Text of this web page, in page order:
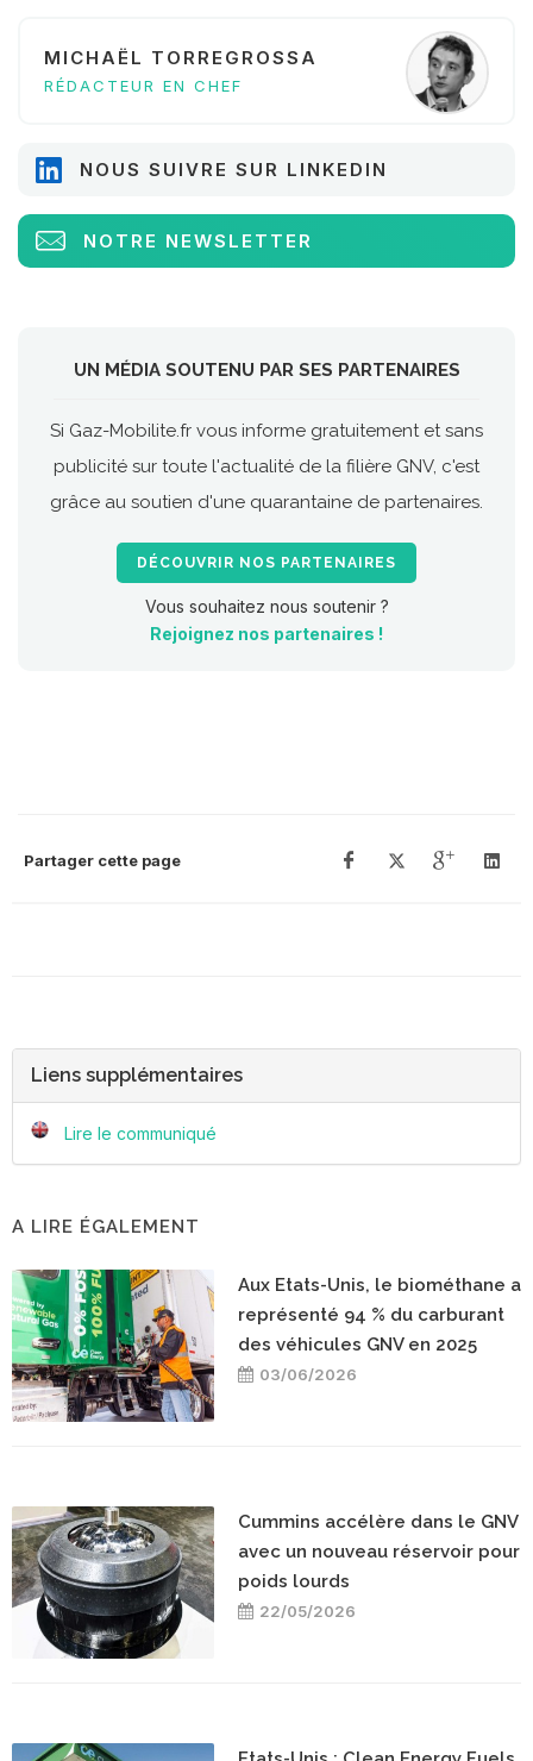
MICHAËL TORREGROSSA
RÉDACTEUR EN CHEF
NOUS SUIVRE SUR LINKEDIN
NOTRE NEWSLETTER
UN MÉDIA SOUTENU PAR SES PARTENAIRES
Si Gaz-Mobilite.fr vous informe gratuitement et sans
publicité sur toute l'actualité de la filière GNV, c'est
grâce au soutien d'une quarantaine de partenaires.
DÉCOUVRIR NOS PARTENAIRES
Vous souhaitez nous soutenir ?
Rejoignez nos partenaires !
Partager cette page
Liens supplémentaires
Lire le communiqué
A LIRE ÉGALEMENT
Aux Etats-Unis, le biométhane a
représenté 94 % du carburant
des véhicules GNV en 2025
03/06/2026
Cummins accélère dans le GNV
avec un nouveau réservoir pour
poids lourds
22/05/2026